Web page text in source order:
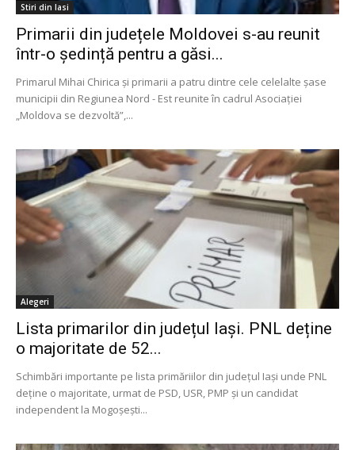
Stiri din Iasi
Primarii din județele Moldovei s-au reunit
într-o ședință pentru a găsi...
Primarul Mihai Chirica și primarii a patru dintre cele celelalte șase
municipii din Regiunea Nord - Est reunite în cadrul Asociației
„Moldova se dezvoltă”,...
Alegeri
Lista primarilor din județul Iași. PNL deține
o majoritate de 52...
Schimbări importante pe lista primăriilor din județul Iași unde PNL
deține o majoritate, urmat de PSD, USR, PMP și un candidat
independent la Mogoșești...